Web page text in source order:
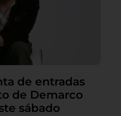
de entradas
de Demarco
sábado